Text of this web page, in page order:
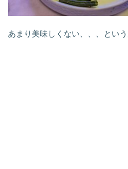
あまり美味しくない、、、という